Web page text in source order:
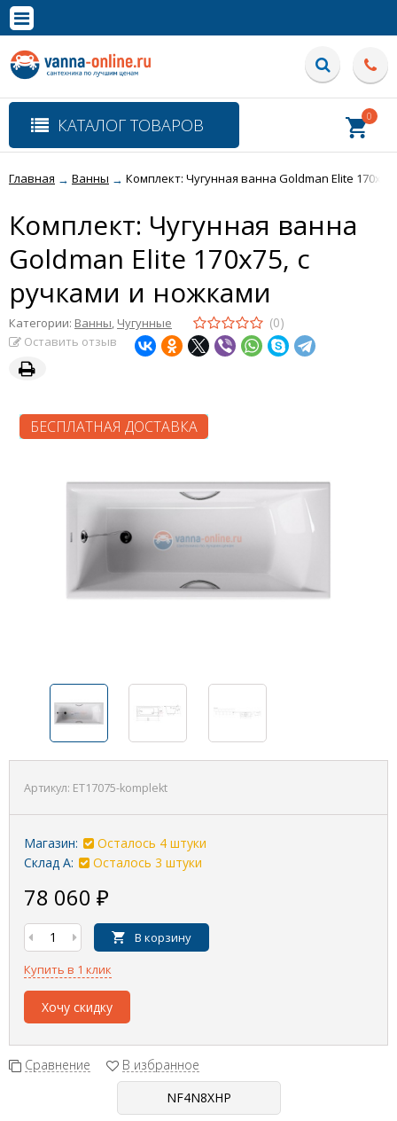
Полная версия сайта
КАТАЛОГ ТОВАРОВ 0
Главная → Ванны → Комплект: Чугунная ванна Goldman Elite
Комплект: Чугунная ванна
Goldman Elite 170x75, с
ручками и ножками
Категории: Ванны, Чугунные (0)
Оставить отзыв
БЕСПЛАТНАЯ ДОСТАВКА
Артикул: ET17075-komplekt
Магазин:
Осталось 4 штуки
Склад А:
Осталось 3 штуки
78 060 ₽
В корзину
Купить в 1 клик
Хочу скидку
Сравнение В избранное